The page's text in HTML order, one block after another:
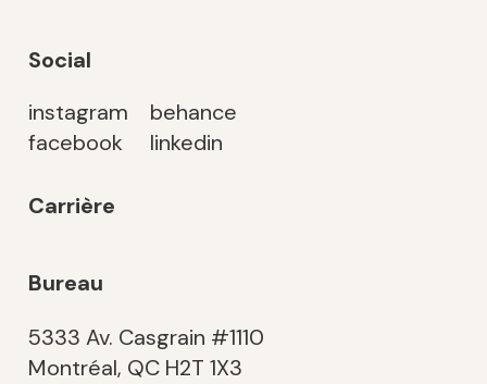
Social
instagram
behance
facebook
linkedin
Carrière
Bureau
5333 Av. Casgrain #1110
Montréal, QC H2T 1X3